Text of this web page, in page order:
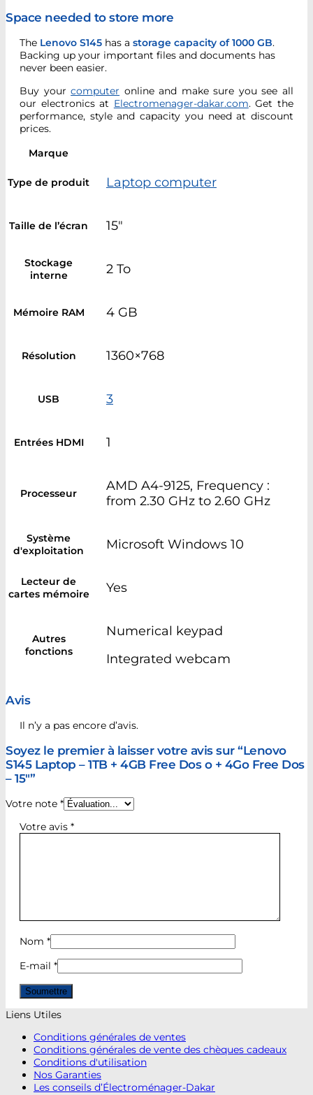
Space needed to store more
The Lenovo S145 has a storage capacity of 1000 GB.
Backing up your important files and documents has
never been easier.
Buy yourcomputer online and make sure you see all
our electronics at Electromenager-dakar.com. Get the
performance, style and capacity you need at discount
prices.
Marque
Type de produit Laptop computer
Taille de l’écran 15"
Stockage
interne
2 To
Mémoire RAM 4 GB
Résolution 1360×768
USB 3
Entrées HDMI 1
Processeur
AMD A4-9125, Frequency :
from 2.30 GHz to 2.60 GHz
Système
d'exploitation
Microsoft Windows 10
Lecteur de
cartes mémoire
Yes
Autres
fonctions
Numerical keypad
Integrated webcam
Avis
Il n’y a pas encore d’avis.
Soyez le premier à laisser votre avis sur “Lenovo
S145 Laptop – 1TB + 4GB Free Dos o + 4Go Free Dos
– 15″”
Votre note *
Votre avis *
Nom *
E-mail *
Liens Utiles
Conditions générales de ventes
Conditions générales de vente des chèques cadeaux
Conditions d'utilisation
Nos Garanties
Les conseils d’Électroménager-Dakar